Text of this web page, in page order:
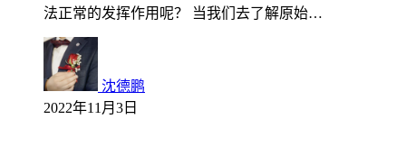
法正常的发挥作用呢？ 当我们去了解原始…
沈德鹏
2022年11月3日